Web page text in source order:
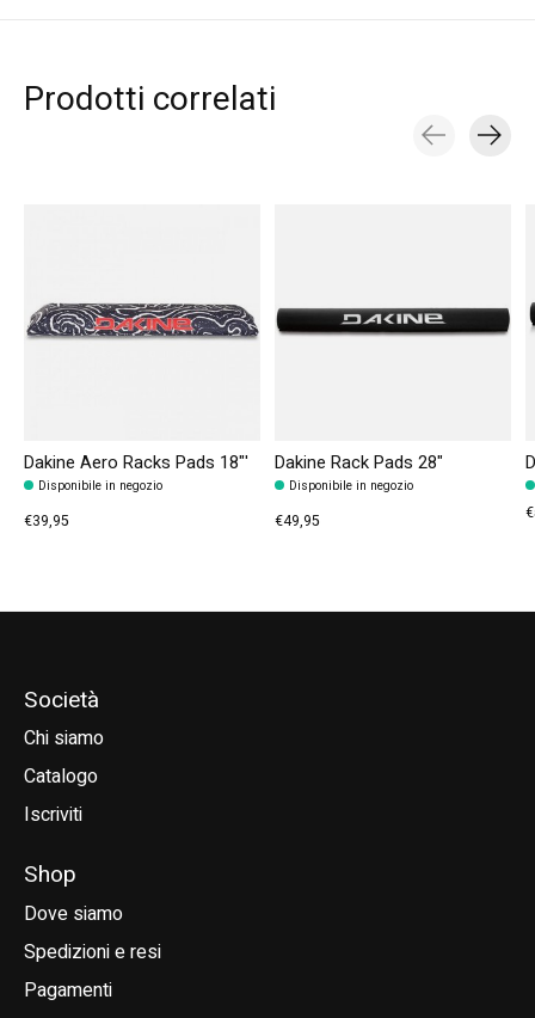
Prodotti correlati
Dakine Aero Racks Pads 18"'
Disponibile in negozio
€39,95
Dakine Rack Pads 28"
Disponibile in negozio
€49,95
Società
Chi siamo
Catalogo
Iscriviti
Shop
Dove siamo
Spedizioni e resi
Pagamenti